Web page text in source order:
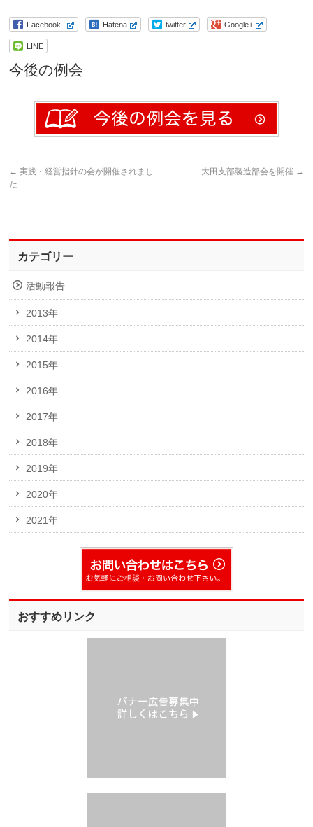
Facebook Hatena twitter Google+
LINE
今後の例会
← 実践・経営指針の会が開催されまし
た
大田支部製造部会を開催 →
カテゴリー
活動報告
2013年
2014年
2015年
2016年
2017年
2018年
2019年
2020年
2021年
おすすめリンク